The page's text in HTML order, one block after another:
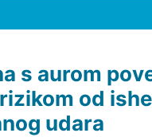
s aurom
od
udara